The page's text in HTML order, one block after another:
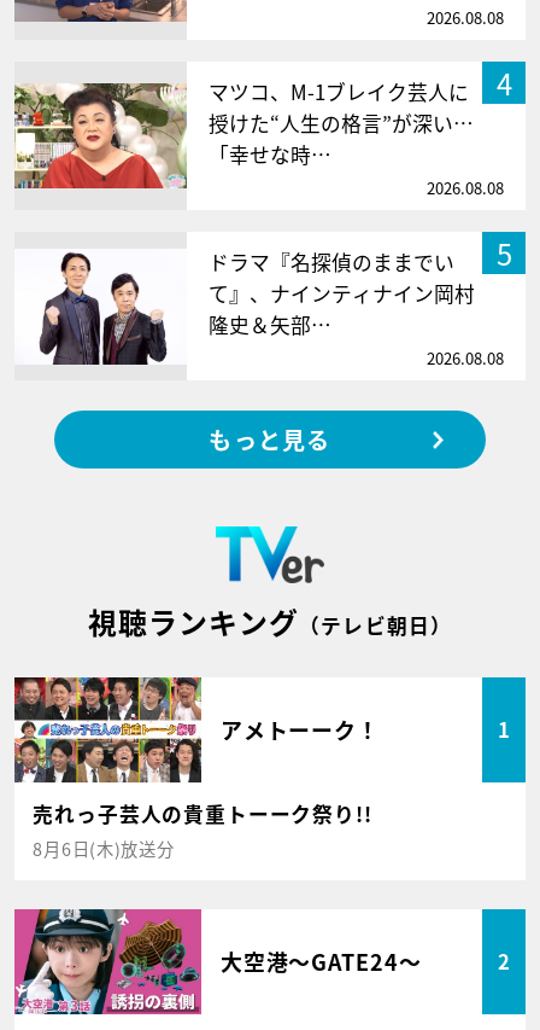
2026.08.08
4
マツコ、M-1ブレイク芸人に
授けた“人生の格言”が深い…
「幸せな時…
2026.08.08
5
ドラマ『名探偵のままでい
て』、ナインティナイン岡村
隆史＆矢部…
2026.08.08
もっと見る
視聴ランキング （テレビ朝日）
アメトーーク！ 1
売れっ子芸人の貴重トーーク祭り!!
8月6日(木)放送分
大空港～GATE24～ 2